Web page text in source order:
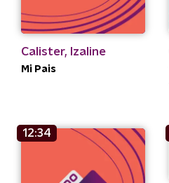
Calister, Izaline
Mi Pais
12:34